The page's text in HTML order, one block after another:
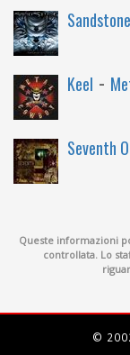
Sandstone
Keel -
Seventh
Queste informazioni
controllata. Lo
©